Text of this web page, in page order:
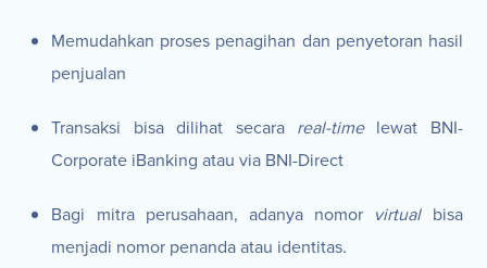
Memudahkan proses penagihan dan penyetoran hasil
penjualan
Transaksi bisa dilihat secara real-timelewat BNI-
Corporate iBanking atau via BNI-Direct
Bagi mitra perusahaan, adanya nomor virtualbisa
menjadi nomor penanda atau identitas.